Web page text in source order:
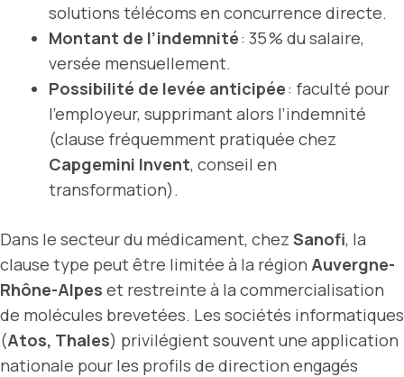
solutions télécoms en concurrence directe.
Montant de l’indemnité: 35 % du salaire,
versée mensuellement.
Possibilité de levée anticipée: faculté pour
l’employeur, supprimant alors l’indemnité
(clause fréquemment pratiquée chez
Capgemini Invent, conseil en
transformation).
Dans le secteur du médicament, chez Sanofi, la
clause type peut être limitée à la région Auvergne-
Rhône-Alpes et restreinte à la commercialisation
de molécules brevetées. Les sociétés informatiques
(Atos, Thales) privilégient souvent une application
nationale pour les profils de direction engagés